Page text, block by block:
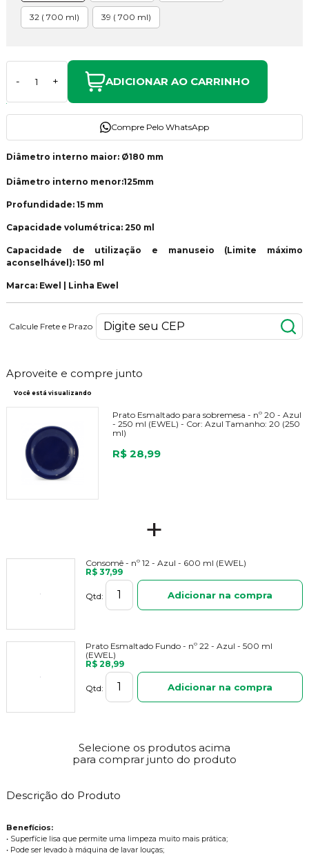
32 ( 700 ml) 39 ( 700 ml)
- + ADICIONAR AO CARRINHO
Compre Pelo WhatsApp
Diâmetro interno maior: Ø180 mm
Diâmetro interno menor:125mm
Profundidade: 15 mm
Capacidade volumétrica: 250 ml
Capacidade de utilização e manuseio (Limite máximo
aconselhável): 150 ml
Marca: Ewel | Linha Ewel
Calcule Frete e Prazo
Aproveite e compre junto
Você está visualizando
Prato Esmaltado para sobremesa - nº 20 - Azul
- 250 ml (EWEL) - Cor: Azul Tamanho: 20 (250
ml)
R$ 28,99
+
Consomê - nº 12 - Azul - 600 ml (EWEL)
R$ 37,99
Qtd: Adicionar na compra
Prato Esmaltado Fundo - nº 22 - Azul - 500 ml
(EWEL)
R$ 28,99
Qtd: Adicionar na compra
Selecione os produtos acima
para comprar junto do produto
Descrição do Produto
Benefícios:
• Superfície lisa que permite uma limpeza muito mais prática;
• Pode ser levado à máquina de lavar louças;